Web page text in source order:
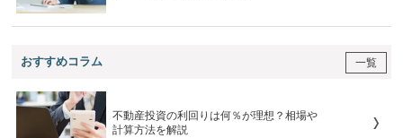
おすすめコラム 一覧
不動産投資の利回りは何％が理想？相場や
計算方法を解説